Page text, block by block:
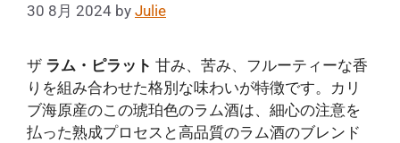
30 8月 2024 by Julie
ザ ラム・ピラット 甘み、苦み、フルーティーな香
りを組み合わせた格別な味わいが特徴です。カリ
ブ海原産のこの琥珀色のラム酒は、細心の注意を
払った熟成プロセスと高品質のラム酒のブレンド